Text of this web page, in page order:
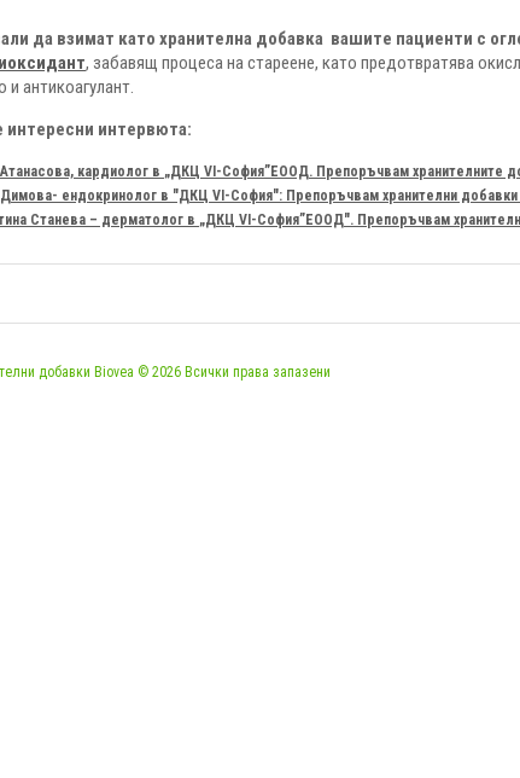
да взимат като хранителна добавка вашите пациенти с
, забавящ процеса на стареене, като предотвратява
антикоагулант.
интервюта:
кардиолог в „ДКЦ VІ-София”ЕООД. Препоръчвам хранителните
ендокринолог в "ДКЦ VІ-София": Препоръчвам хранителни добавки
Станева – дерматолог в „ДКЦ VІ-София”ЕООД". Препоръчвам
добавки Biovea © 2026 Всички права запазени